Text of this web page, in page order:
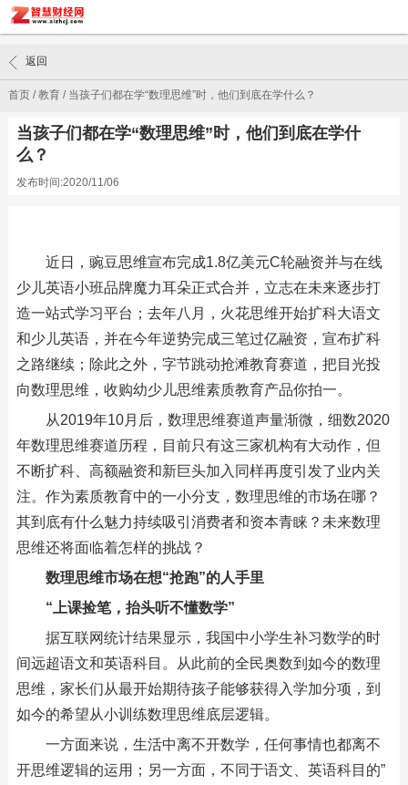
首页/教育/ 当孩子们都在学“数理思维”时，他们到底在学什么？
返回
当孩子们都在学“数理思维”时，他们到底在学什
么？
发布时间:2020/11/06
近日，豌豆思维宣布完成1.8亿美元C轮融资并与在线
少儿英语小班品牌魔力耳朵正式合并，立志在未来逐步打
造一站式学习平台；去年八月，火花思维开始扩科大语文
和少儿英语，并在今年逆势完成三笔过亿融资，宣布扩科
之路继续；除此之外，字节跳动抢滩教育赛道，把目光投
向数理思维，收购幼少儿思维素质教育产品你拍一。
从2019年10月后，数理思维赛道声量渐微，细数2020
年数理思维赛道历程，目前只有这三家机构有大动作，但
不断扩科、高额融资和新巨头加入同样再度引发了业内关
注。作为素质教育中的一小分支，数理思维的市场在哪？
其到底有什么魅力持续吸引消费者和资本青睐？未来数理
思维还将面临着怎样的挑战？
数理思维市场在想“抢跑”的人手里
“上课捡笔，抬头听不懂数学”
据互联网统计结果显示，我国中小学生补习数学的时
间远超语文和英语科目。从此前的全民奥数到如今的数理
思维，家长们从最开始期待孩子能够获得入学加分项，到
如今的希望从小训练数理思维底层逻辑。
一方面来说，生活中离不开数学，任何事情也都离不
开思维逻辑的运用；另一方面，不同于语文、英语科目的”